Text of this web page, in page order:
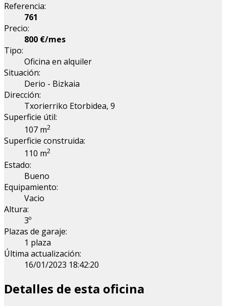
Referencia:
761
Precio:
800 €/mes
Tipo:
Oficina en alquiler
Situación:
Derio - Bizkaia
Dirección:
Txorierriko Etorbidea, 9
Superficie útil:
107 m2
Superficie construida:
110 m2
Estado:
Bueno
Equipamiento:
Vacio
Altura:
3º
Plazas de garaje:
1 plaza
Última actualización:
16/01/2023 18:42:20
Detalles de esta oficina